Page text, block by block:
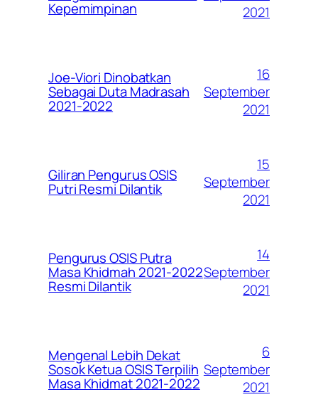
Kepemimpinan
2021
Joe-Viori Dinobatkan
Sebagai Duta Madrasah
2021-2022
16
September
2021
Giliran Pengurus OSIS
Putri Resmi Dilantik
15
September
2021
Pengurus OSIS Putra
Masa Khidmah 2021-2022
Resmi Dilantik
14
September
2021
Mengenal Lebih Dekat
Sosok Ketua OSIS Terpilih
Masa Khidmat 2021-2022
6
September
2021